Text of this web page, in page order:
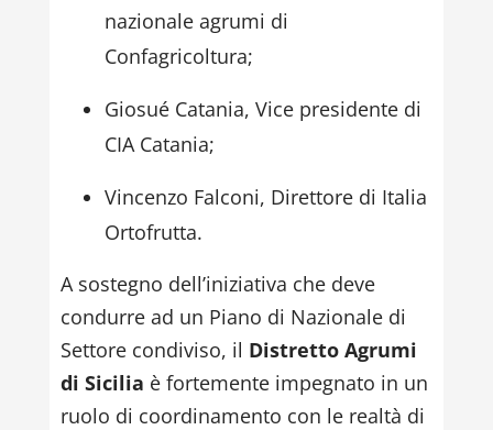
nazionale agrumi di
Confagricoltura;
Giosué Catania, Vice presidente di
CIA Catania;
Vincenzo Falconi, Direttore di Italia
Ortofrutta.
A sostegno dell’iniziativa che deve
condurre ad un Piano di Nazionale di
Settore condiviso, il Distretto Agrumi
di Sicilia è fortemente impegnato in un
ruolo di coordinamento con le realtà di